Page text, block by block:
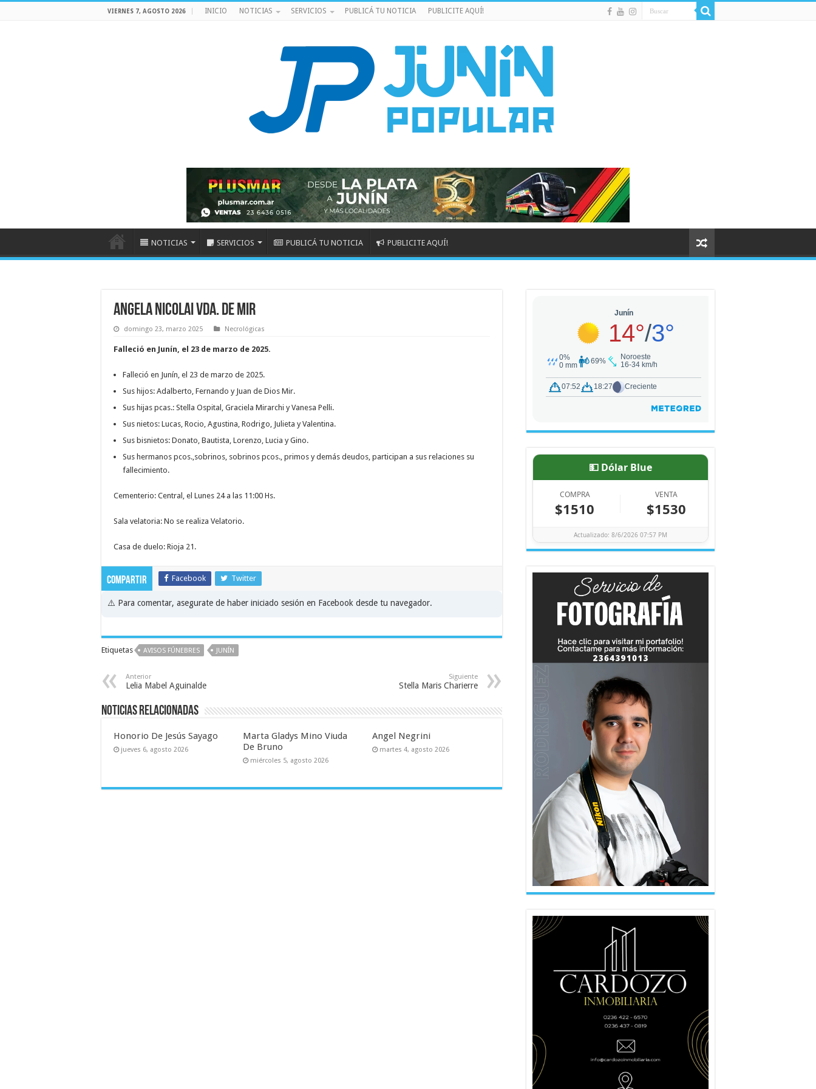
VIERNES 7, AGOSTO 2026 INICIO NOTICIAS SERVICIOS PUBLICÁ TU NOTICIA PUBLICITE AQUÍ!
NOTICIAS SERVICIOS PUBLICÁ TU NOTICIA PUBLICITE AQUÍ!
Angela Nicolai Vda. de Mir
domingo 23, marzo 2025 Necrológicas
Falleció en Junín, el 23 de marzo de 2025.
Falleció en Junín, el 23 de marzo de 2025.
Sus hijos: Adalberto, Fernando y Juan de Dios Mir.
Sus hijas pcas.: Stella Ospital, Graciela Mirarchi y Vanesa Pelli.
Sus nietos: Lucas, Rocio, Agustina, Rodrigo, Julieta y Valentina.
Sus bisnietos: Donato, Bautista, Lorenzo, Lucia y Gino.
Sus hermanos pcos.,sobrinos, sobrinos pcos., primos y demás deudos, participan a sus relaciones su
fallecimiento.
Cementerio: Central, el Lunes 24 a las 11:00 Hs.
Sala velatoria: No se realiza Velatorio.
Casa de duelo: Rioja 21.
Compartir Facebook Twitter
⚠️ Para comentar, asegurate de haber iniciado sesión en Facebook desde tu navegador.
Etiquetas AVISOS FÚNEBRES JUNÍN
Anterior
Lelia Mabel Aguinalde
Siguiente
Stella Maris Charierre
Noticias relacionadas
Honorio De Jesús Sayago
jueves 6, agosto 2026
Marta Gladys Mino Viuda
De Bruno
miércoles 5, agosto 2026
Angel Negrini
martes 4, agosto 2026
💵 Dólar Blue
COMPRA
$1510
VENTA
$1530
Actualizado: 8/6/2026 07:57 PM